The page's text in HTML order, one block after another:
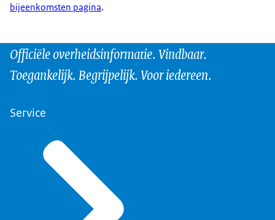
bijeenkomsten pagina.
Officiële overheidsinformatie. Vindbaar.
Toegankelijk. Begrijpelijk. Voor iedereen.
Service